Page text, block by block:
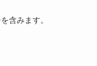
含みます。